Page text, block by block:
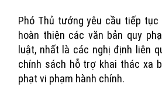
Phó Thủ tướng yêu cầu tiếp tục
hoàn thiện các văn bản quy
luật, nhất là các nghị định liên
chính sách hỗ trợ khai thác xa
phạt vi phạm hành chính.